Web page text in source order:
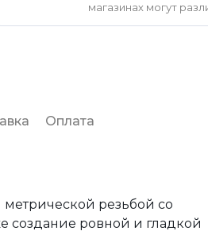
магазинах могут
Оплата
резьбой со
создание ровной и гладкой